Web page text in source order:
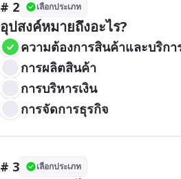
# 2 เลือกประเภท
อุปสงค์หมายถึงอะไร?
ความต้องการสินค้าและบริกา
การผลิตสินค้า
การบริหารเงิน
การจัดการธุรกิจ
# 3 เลือกประเภท